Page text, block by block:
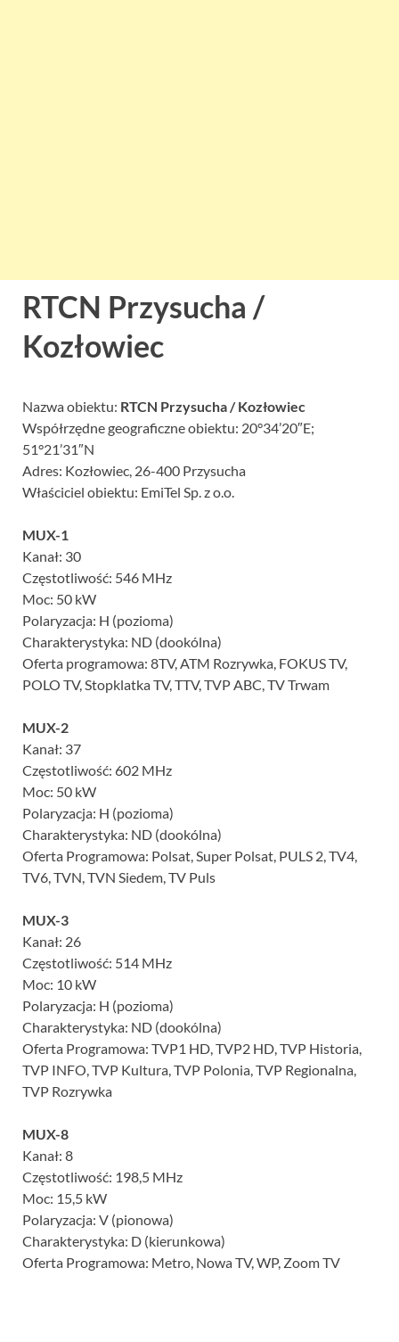
RTCN Przysucha /
Kozłowiec
Nazwa obiektu: RTCN Przysucha / Kozłowiec
Współrzędne geograficzne obiektu: 20°34’20″E;
51°21’31″N
Adres: Kozłowiec, 26-400 Przysucha
Właściciel obiektu: EmiTel Sp. z o.o.
MUX-1
Kanał: 30
Częstotliwość: 546 MHz
Moc: 50 kW
Polaryzacja: H (pozioma)
Charakterystyka: ND (dookólna)
Oferta programowa: 8TV, ATM Rozrywka, FOKUS TV,
POLO TV, Stopklatka TV, TTV, TVP ABC, TV Trwam
MUX-2
Kanał: 37
Częstotliwość: 602 MHz
Moc: 50 kW
Polaryzacja: H (pozioma)
Charakterystyka: ND (dookólna)
Oferta Programowa: Polsat, Super Polsat, PULS 2, TV4,
TV6, TVN, TVN Siedem, TV Puls
MUX-3
Kanał: 26
Częstotliwość: 514 MHz
Moc: 10 kW
Polaryzacja: H (pozioma)
Charakterystyka: ND (dookólna)
Oferta Programowa: TVP1 HD, TVP2 HD, TVP Historia,
TVP INFO, TVP Kultura, TVP Polonia, TVP Regionalna,
TVP Rozrywka
MUX-8
Kanał: 8
Częstotliwość: 198,5 MHz
Moc: 15,5 kW
Polaryzacja: V (pionowa)
Charakterystyka: D (kierunkowa)
Oferta Programowa: Metro, Nowa TV, WP, Zoom TV